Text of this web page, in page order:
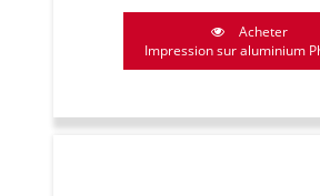
Acheter
Impression sur aluminium